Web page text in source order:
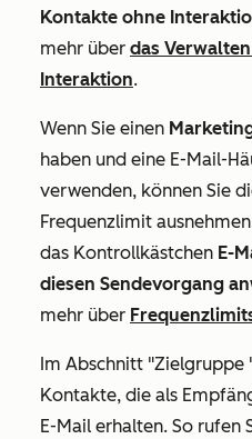
Kontakte ohne
mehr über das
Interaktion.
Wenn Sie einen
haben und eine E-Mail-
verwenden, können Sie
Frequenzlimit
das Kontrollkästchen E-
diesen Sendevorgang
mehr über
Im Abschnitt "Zielgruppe
Kontakte, die als
E-Mail erhalten. So